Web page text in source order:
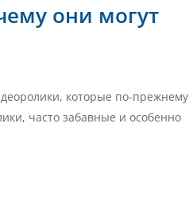
они могут
которые по-прежнему
часто забавные и особенно